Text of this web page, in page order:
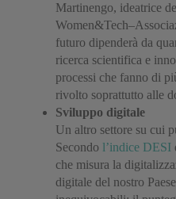
Martinengo, ideatrice
futuro dipenderà da
ricerca scientifica e
processi che fanno di
rivolto soprattutto alle
Sviluppo digitale
Un altro settore su cui
Secondo l’indice DESI
che misura la
digitale del nostro